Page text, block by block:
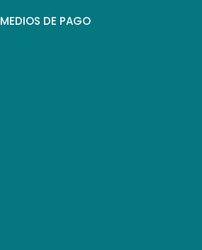
s
a
b
MEDIOS DE PAGO